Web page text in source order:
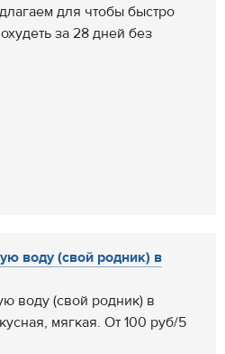
для чтобы быстро
за 28 дней без
воду (свой родник) в
воду (свой родник) в
мягкая. От 100 руб/5